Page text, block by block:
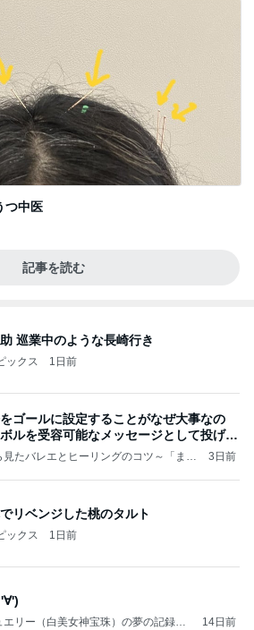
つ中医
記事を読む
巡業中のような長崎行き
ックス 1日前
ゴールに設定することがなぜ大事なの
ルを受容可能なメッセージとして投げる
たバレエとヒーリングのコツ～「まと
3日前
リベンジした桃のタルト
ックス 1日前
エリー（白美女神宝珠）の夢の記録
14日前